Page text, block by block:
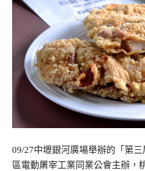
09/27中壢銀河廣場舉辦的「第
區電動屠宰工業同業公會主辦，